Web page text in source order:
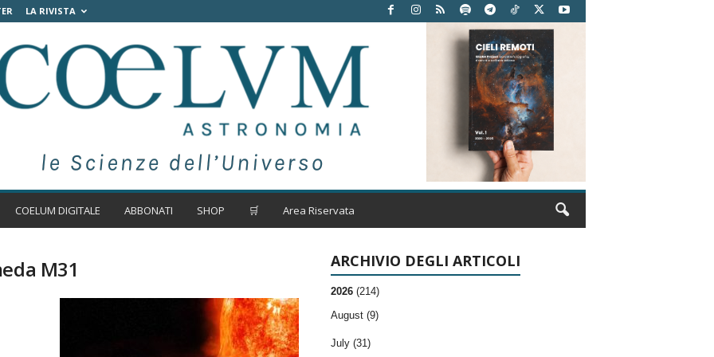
LA RIVISTA
COELUM DIGITALE ABBONATI SHOP 🛒 Area Riservata
M31 ARCHIVIO DEGLI ARTICOLI
2026 (214)
August (9)
July (31)